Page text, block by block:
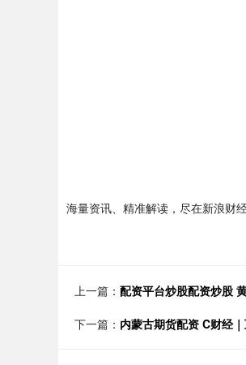
海量资讯、精准解读，尽在新浪财
上一篇： 配资平台炒股配资炒股
下一篇： 内蒙古期货配资 C财经